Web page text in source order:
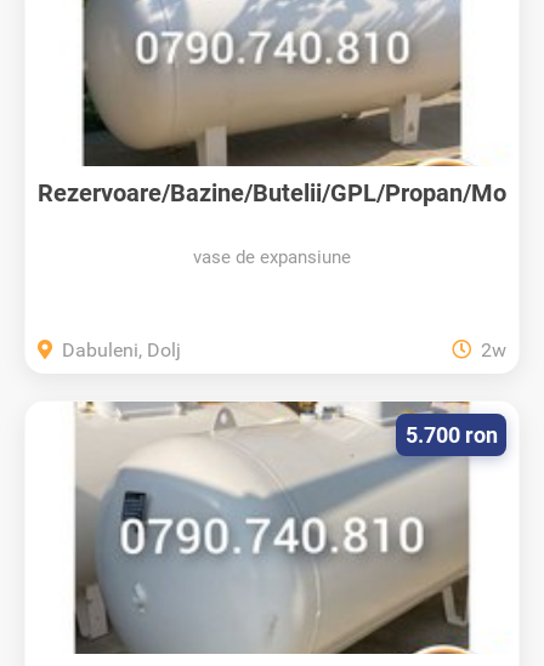
Rezervoare/Bazine/Butelii/GPL/Propan/Mo
vase de expansiune
Dabuleni, Dolj 2w
5.700 ron